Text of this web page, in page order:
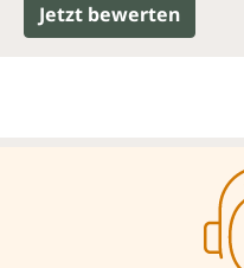
Jetzt bewerten